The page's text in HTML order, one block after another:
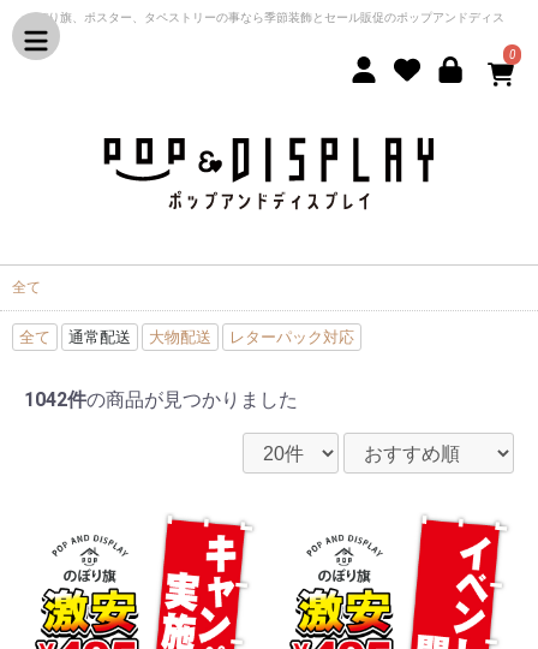
のぼり旗、ポスター、タペストリーの事なら季節装飾とセール販促のポップアンドディス
プレイ
0
全て
全て 通常配送 大物配送 レターパック対応
1042件の商品が見つかりました